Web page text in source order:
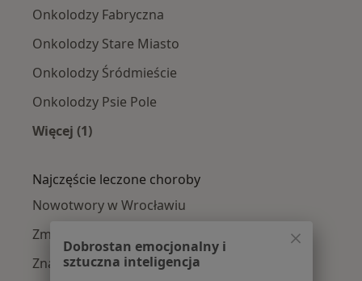
Onkolodzy Fabryczna
Onkolodzy Stare Miasto
Onkolodzy Śródmieście
Onkolodzy Psie Pole
Więcej (1)
Najczęście leczone choroby
Nowotwory w Wrocławiu
Zmiany skórne w Wrocławiu
Znamiona w Wrocławiu
Dobrostan emocjonalny i
sztuczna inteligencja